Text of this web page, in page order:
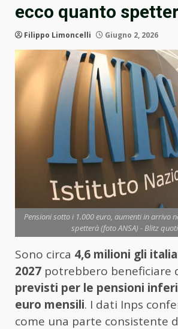
ecco quanto
Filippo Limoncelli Giugno 2, 2026
Pensioni sotto i 1.000 euro, aumenti in arrivo
spetterà (foto ANSA) - Blitz
Sono circa 4,6 milioni gli
2027 potrebbero beneficiare
previsti per le pensioni
euro mensili. I dati Inps
come una parte consistente